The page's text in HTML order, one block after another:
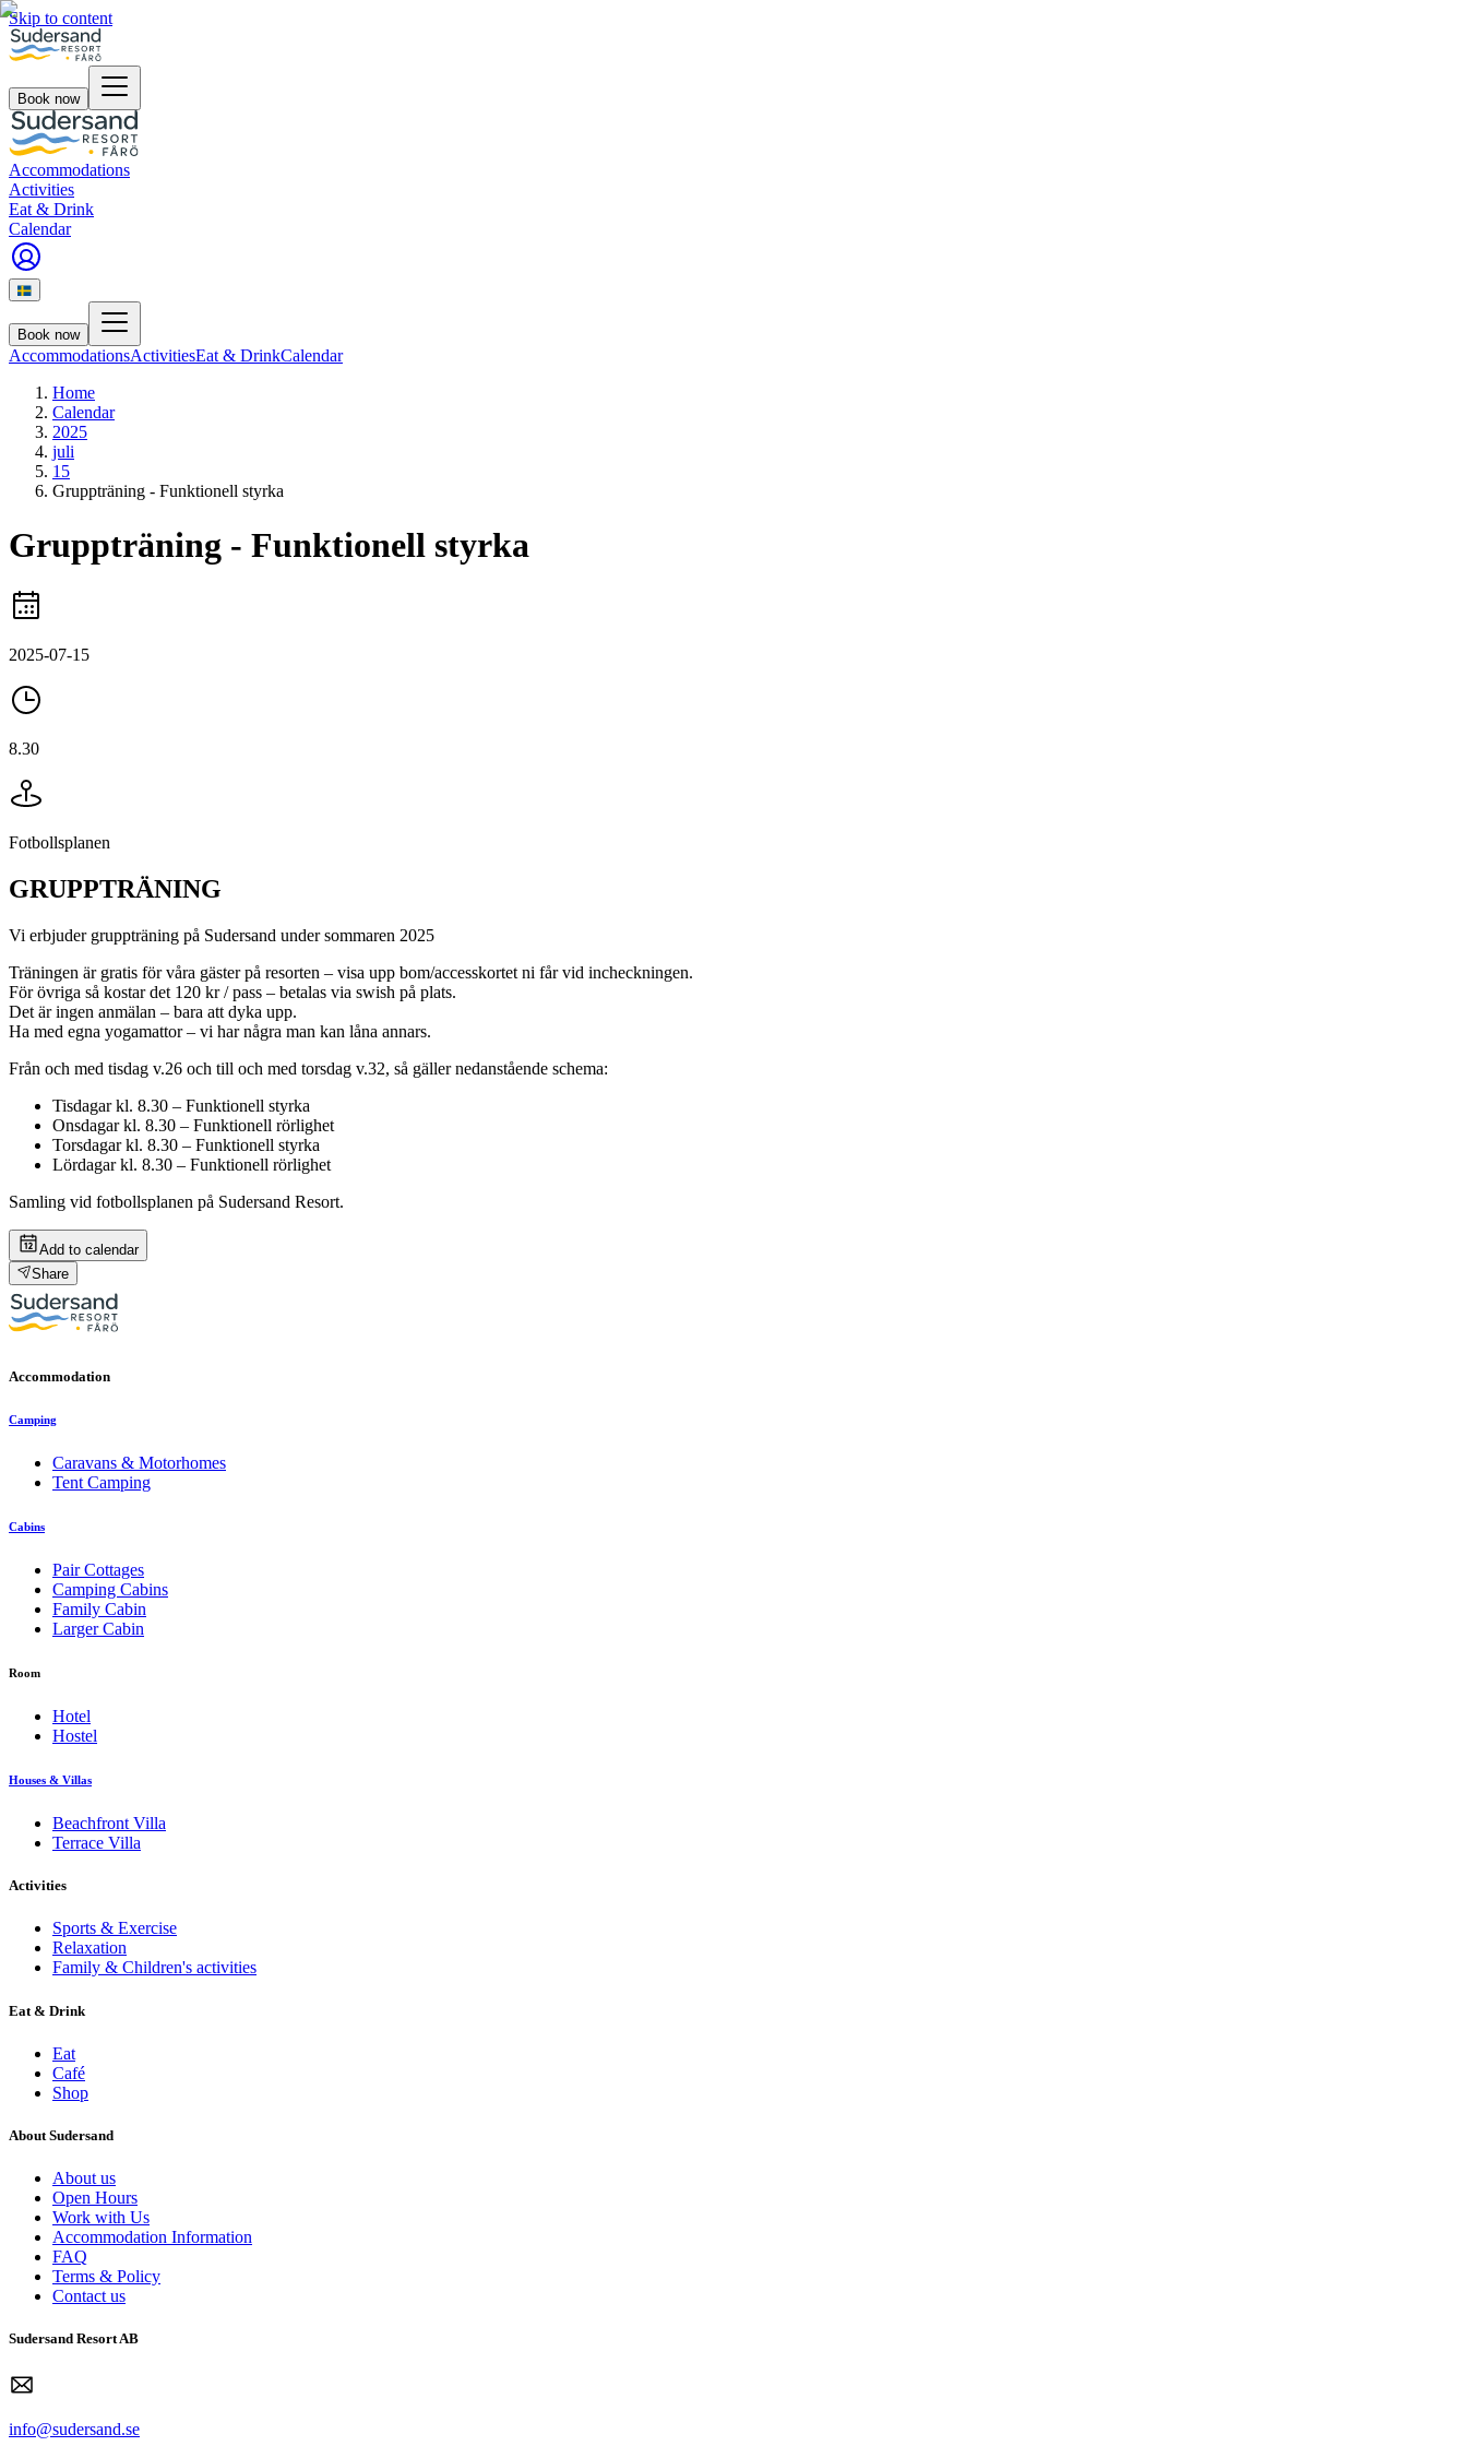
Skip to content
Book now
Accommodations
Activities
Eat & Drink
Calendar
Book now
AccommodationsActivitiesEat & DrinkCalendar
Home
Calendar
2025
juli
15
Gruppträning - Funktionell styrka
Gruppträning - Funktionell styrka
2025-07-15
8.30
Fotbollsplanen
GRUPPTRÄNING
Vi erbjuder gruppträning på Sudersand under sommaren 2025
Träningen är gratis för våra gäster på resorten – visa upp bom/accesskortet ni får vid incheckningen.
För övriga så kostar det 120 kr / pass – betalas via swish på plats.
Det är ingen anmälan – bara att dyka upp.
Ha med egna yogamattor – vi har några man kan låna annars.
Från och med tisdag v.26 och till och med torsdag v.32, så gäller nedanstående schema:
Tisdagar kl. 8.30 – Funktionell styrka
Onsdagar kl. 8.30 – Funktionell rörlighet
Torsdagar kl. 8.30 – Funktionell styrka
Lördagar kl. 8.30 – Funktionell rörlighet
Samling vid fotbollsplanen på Sudersand Resort.
Add to calendar
Share
Accommodation
Camping
Caravans & Motorhomes
Tent Camping
Cabins
Pair Cottages
Camping Cabins
Family Cabin
Larger Cabin
Room
Hotel
Hostel
Houses & Villas
Beachfront Villa
Terrace Villa
Activities
Sports & Exercise
Relaxation
Family & Children's activities
Eat & Drink
Eat
Café
Shop
About Sudersand
About us
Open Hours
Work with Us
Accommodation Information
FAQ
Terms & Policy
Contact us
Sudersand Resort AB
info@sudersand.se